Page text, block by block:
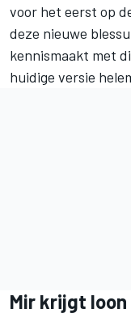
voor het eerst op
deze nieuwe
kennismaakt met
huidige versie
Mir krijgt